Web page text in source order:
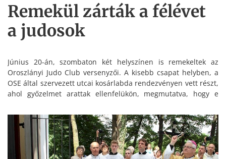
Remekül zárták a félévet
a judosok
Június 20-án, szombaton két helyszínen is remekeltek az
Oroszlányi Judo Club versenyzői. A kisebb csapat helyben, a
OSE által szervezett utcai kosárlabda rendezvényen vett részt,
ahol győzelmet arattak ellenfelükön, megmutatva, hogy e
Parti Balázs, Reim Zsolt.